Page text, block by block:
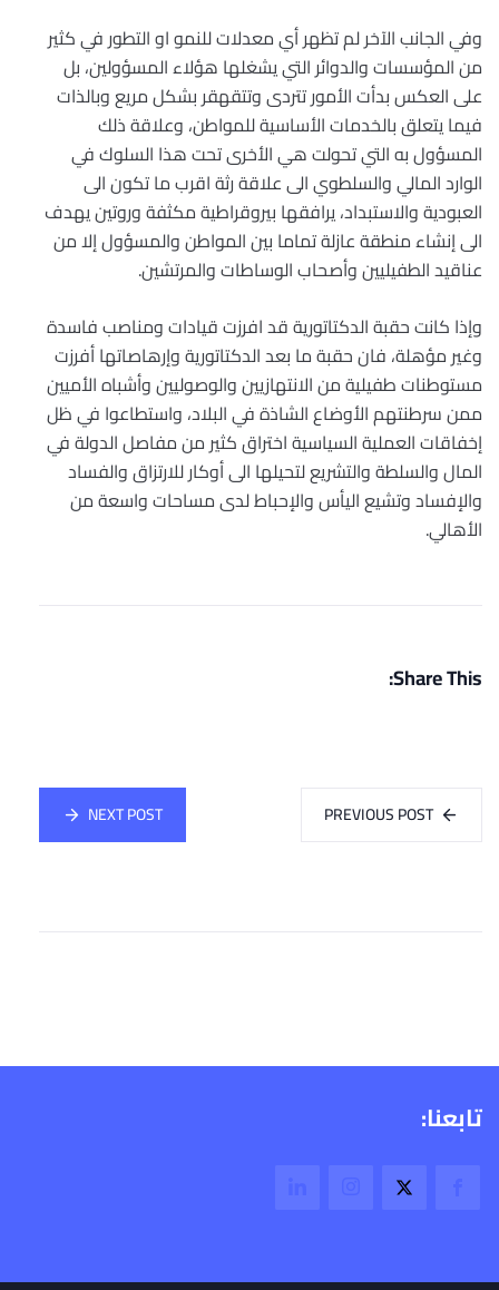
وفي الجانب الآخر لم تظهر أي معدلات للنمو او التطور في كثير
من المؤسسات والدوائر التي يشغلها هؤلاء المسؤولين، بل
على العكس بدأت الأمور تتردى وتتقهقر بشكل مريع وبالذات
فيما يتعلق بالخدمات الأساسية للمواطن، وعلاقة ذلك
المسؤول به التي تحولت هي الأخرى تحت هذا السلوك في
الوارد المالي والسلطوي الى علاقة رثة اقرب ما تكون الى
العبودية والاستبداد، يرافقها بيروقراطية مكثفة وروتين يهدف
الى إنشاء منطقة عازلة تماما بين المواطن والمسؤول إلا من
عناقيد الطفيليين وأصحاب الوساطات والمرتشين.
وإذا كانت حقبة الدكتاتورية قد افرزت قيادات ومناصب فاسدة
وغير مؤهلة، فان حقبة ما بعد الدكتاتورية وإرهاصاتها أفرزت
مستوطنات طفيلية من الانتهازيين والوصوليين وأشباه الأميين
ممن سرطنتهم الأوضاع الشاذة في البلاد، واستطاعوا في ظل
إخفاقات العملية السياسية اختراق كثير من مفاصل الدولة في
المال والسلطة والتشريع لتحيلها الى أوكار للارتزاق والفساد
والإفساد وتشيع اليأس والإحباط لدى مساحات واسعة من
الأهالي.
Share This:
PREVIOUS POST
NEXT POST
تابعنا: